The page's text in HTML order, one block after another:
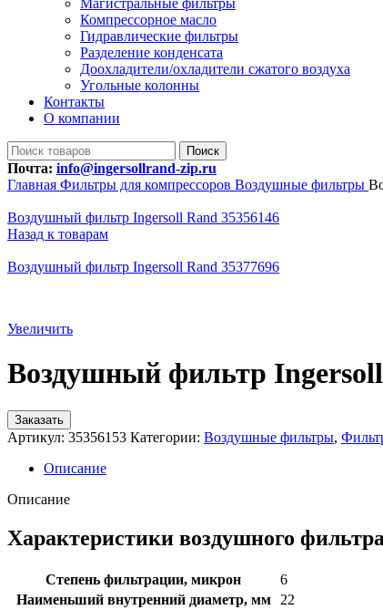
Магистральные фильтры
Компрессорное масло
Гидравлические фильтры
Разделение конденсата
Доохладители/охладители сжатого воздуха
Угольные колонны
Контакты
О компании
Поиск
Почта: info@ingersollrand-zip.ru
Главная Фильтры для компрессоров Воздушные фильтры
Воздушный фильтр Ingersoll Rand 35356146
Назад к товарам
Воздушный фильтр Ingersoll Rand 35377696
Увеличить
Воздушный фильтр Ingersoll
Заказать
Артикул: 35356153 Категории: Воздушные фильтры,
Описание
Описание
Характеристики воздушного
Степень фильтрации, микрон
6
Наименьший внутренний диаметр, мм
22